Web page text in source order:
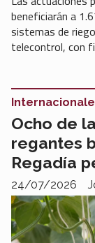
beneficiarán a
sistemas de
telecontrol, con
Ocho de
regantes
Regadía
24/07/2026